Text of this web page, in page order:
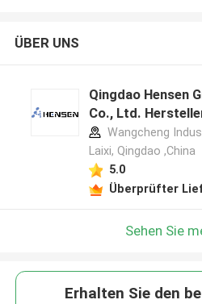
ÜBER UNS
Qingdao Hensen
Co., Ltd.
Wangcheng
Laixi, Qingdao ,China
5.0
Überprüfter
Sehen Sie
Erhalten Sie den